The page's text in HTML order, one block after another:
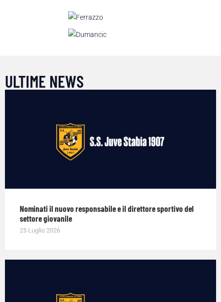
ULTIME NEWS
Nominati il nuovo responsabile e il direttore sportivo del
settore giovanile
25 Luglio 2026